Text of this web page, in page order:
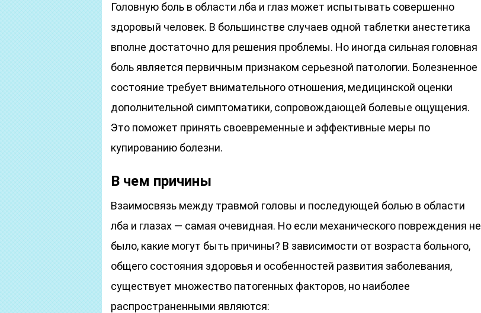
Головную боль в области лба и глаз может испытывать совершенно
здоровый человек. В большинстве случаев одной таблетки анестетика
вполне достаточно для решения проблемы. Но иногда сильная головная
боль является первичным признаком серьезной патологии. Болезненное
состояние требует внимательного отношения, медицинской оценки
дополнительной симптоматики, сопровождающей болевые ощущения.
Это поможет принять своевременные и эффективные меры по
купированию болезни.
В чем причины
Взаимосвязь между травмой головы и последующей болью в области
лба и глазах — самая очевидная. Но если механического повреждения не
было, какие могут быть причины? В зависимости от возраста больного,
общего состояния здоровья и особенностей развития заболевания,
существует множество патогенных факторов, но наиболее
распространенными являются: